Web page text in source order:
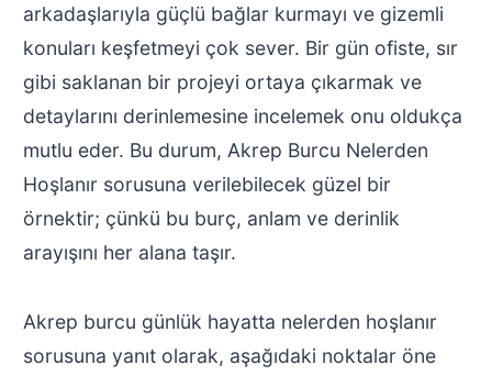
arkadaşlarıyla güçlü bağlar kurmayı ve gizemli
konuları keşfetmeyi çok sever. Bir gün ofiste, sır
gibi saklanan bir projeyi ortaya çıkarmak ve
detaylarını derinlemesine incelemek onu oldukça
mutlu eder. Bu durum, Akrep Burcu Nelerden
Hoşlanır sorusuna verilebilecek güzel bir
örnektir; çünkü bu burç, anlam ve derinlik
arayışını her alana taşır.
Akrep burcu günlük hayatta nelerden hoşlanır
sorusuna yanıt olarak, aşağıdaki noktalar öne